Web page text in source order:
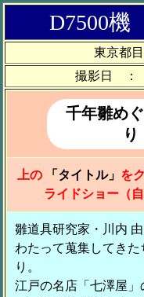
D7500
東京都
撮影日 ：
千年雛め
上の 「タイトル」 を
ライドショー（
雛道具研究家・川内
わたって蒐集してき
り。
江戸の名店「七澤屋